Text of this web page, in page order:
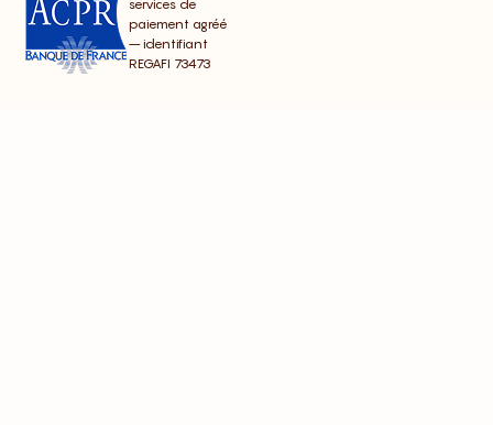
services de
paiement agréé
– identifiant
REGAFI 73473